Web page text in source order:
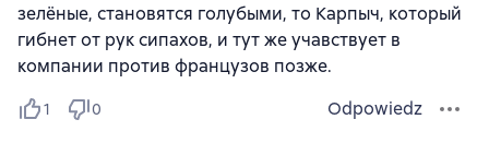
зелёные, становятся голубыми, то Карпыч, который
гибнет от рук сипахов, и тут же учавствует в
компании против французов позже.
1 0 Odpowiedz